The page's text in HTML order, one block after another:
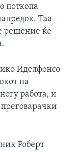
поткопа
Таа
решение ќе
Иделфонсо
на
работа, и
Роберт